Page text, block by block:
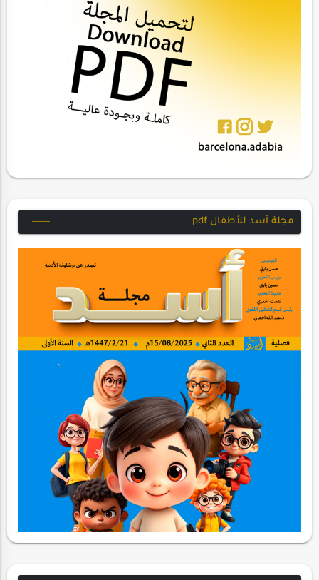
مجلة أسد للأطفال pdf